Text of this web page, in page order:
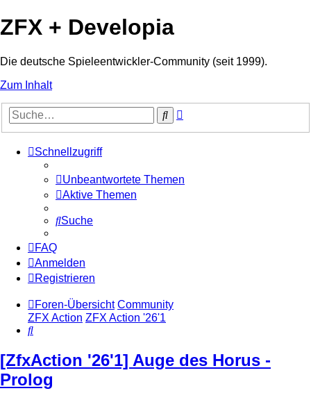
ZFX + Developia
Die deutsche Spieleentwickler-Community (seit 1999).
Zum Inhalt
Suche
Schnellzugriff
Unbeantwortete Themen
Aktive Themen
Suche
FAQ
Anmelden
Registrieren
Foren-Übersicht Community
ZFX Action ZFX Action '26'1
Suche
[ZfxAction '26'1] Auge des Horus -
Prolog